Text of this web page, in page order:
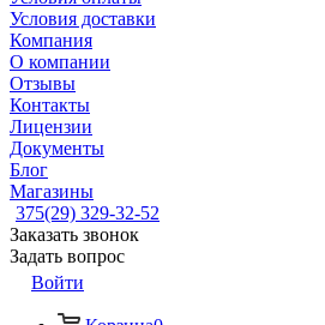
Условия доставки
Компания
О компании
Отзывы
Контакты
Лицензии
Документы
Блог
Магазины
375(29) 329-32-52
Заказать звонок
Задать вопрос
Войти